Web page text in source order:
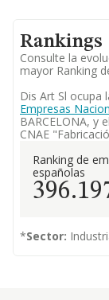
Rankings
Consulte la
mayor Ranking
Dis Art Sl ocupa
Empresas
BARCELONA, y
CNAE
Ranking de
españolas
*Sector: